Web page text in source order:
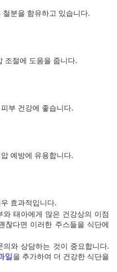
분을 함유하고 있습니다.
조절에 도움을 줍니다.
부 건강에 좋습니다.
예방에 유용합니다.
효과적입니다.
태아에게 많은 건강상의 이점
찮다면 이러한 주스들을 식단에
와 상담하는 것이 중요합니다.
일을 추가하여 더 건강한 식단을